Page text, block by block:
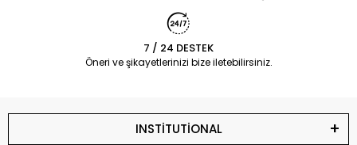
7 / 24 DESTEK
Öneri ve şikayetlerinizi bize iletebilirsiniz.
INSTİTUTİONAL